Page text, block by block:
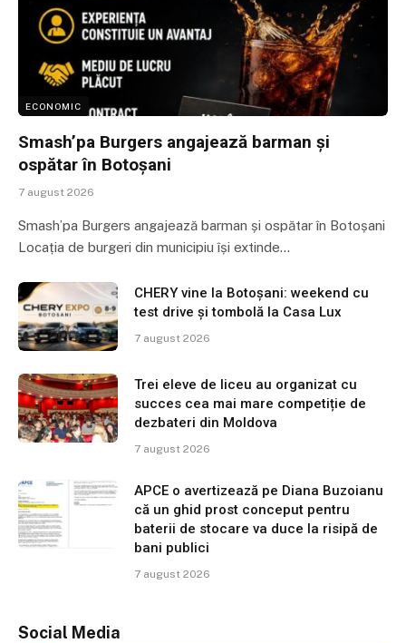
ECONOMIC
Smash’pa Burgers angajează barman și
ospătar în Botoșani
7 august 2026
Smash’pa Burgers angajează barman și ospătar în Botoșani
Locația de burgeri din municipiu își extinde…
CHERY vine la Botoșani: weekend cu
test drive și tombolă la Casa Lux
7 august 2026
Trei eleve de liceu au organizat cu
succes cea mai mare competiție de
dezbateri din Moldova
7 august 2026
APCE o avertizează pe Diana Buzoianu
că un ghid prost conceput pentru
baterii de stocare va duce la risipă de
bani publici
7 august 2026
Social Media